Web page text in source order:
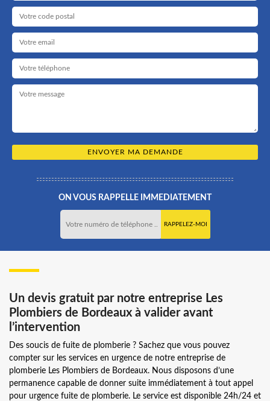
ON VOUS RAPPELLE IMMEDIATEMENT
Un devis gratuit par notre entreprise Les
Plombiers de Bordeaux à valider avant
l’intervention
Des soucis de fuite de plomberie ? Sachez que vous pouvez
compter sur les services en urgence de notre entreprise de
plomberie Les Plombiers de Bordeaux. Nous disposons d’une
permanence capable de donner suite immédiatement à tout appel
pour urgence fuite de plomberie. Le service est disponible 24h/24 et